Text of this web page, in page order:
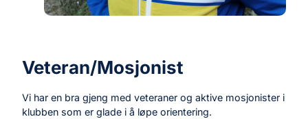
Veteran/Mosjonist
Vi har en bra gjeng med veteraner og aktive mosjonister i
klubben som er glade i å løpe orientering.